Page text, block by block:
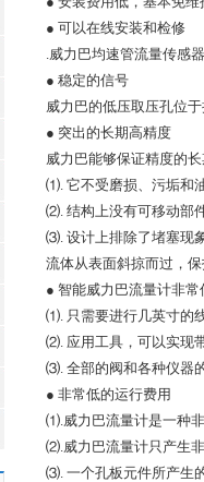
● 可以在线安装和检修
.威力巴均速管流量传感
● 稳定的信号
威力巴的低压取压孔位
● 突出 的长期高精度
威力巴能够保证精度的
⑴. 它不受磨损、污垢和
⑵. 结构上没有可移动部
⑶. 设计上排除了堵塞现
流体从表面斜掠而过，
● 智能威力巴流量计非常
⑴. 只需要进行几英寸的
⑵. 应用工具，可以实现
⑶. 全部的阀和各种仪器
● 非常低的运行费用
⑴.威力巴流量计是一种
⑵.威力巴流量计只产生
⑶. 一个孔板元件所产生